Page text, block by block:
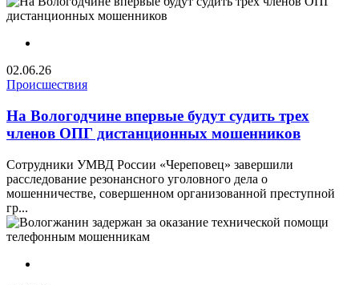
02.06.26
Происшествия
На Вологодчине впервые будут судить трех
членов ОПГ дистанционных мошенников
Сотрудники УМВД России «Череповец» завершили
расследование резонансного уголовного дела о
мошенничестве, совершенном организованной преступной
гр...